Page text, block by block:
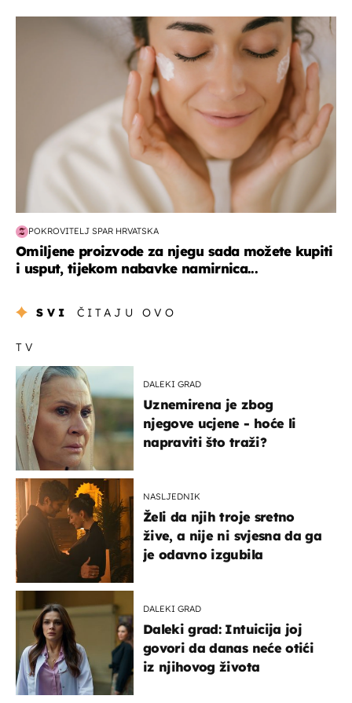
moda & ljepota
POKROVITELJ SPAR HRVATSKA
Omiljene proizvode za njegu sada možete kupiti
i usput, tijekom nabavke namirnica...
SVI ČITAJU OVO
TV
DALEKI GRAD
Uznemirena je zbog
njegove ucjene - hoće li
napraviti što traži?
NASLJEDNIK
Želi da njih troje sretno
žive, a nije ni svjesna da ga
je odavno izgubila
DALEKI GRAD
Daleki grad: Intuicija joj
govori da danas neće otići
iz njihovog života